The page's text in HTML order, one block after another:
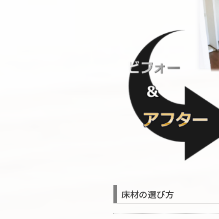
床材の選び方